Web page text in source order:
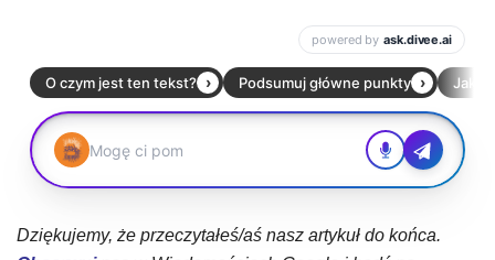
Dziękujemy, że przeczytałeś/aś nasz artykuł do końca.